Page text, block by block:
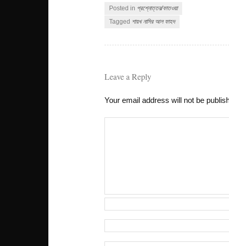
Posted in প্রশ্নোত্তর/ফাতওয়া
Tagged শায়খ নাসির আল ফাহদ
Leave a Reply
Your email address will not be